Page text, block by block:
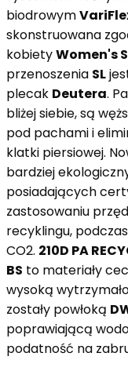
biodrowym
skonstruowana
kobietyWomen's
przenoszenia SL
plecak Deutera.
bliżej siebie, są
pod pachami i
klatki piersiowej.
bardziej
posiadających
zastosowaniu
recyklingu,
CO2. 210D PA
BS to materiały
wysoką
zostały powłoką
poprawiającą
podatność na